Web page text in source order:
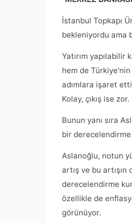
İstanbul Topkapı
bekleniyordu ama
Yatırım
hem de Türkiye'nin
adımlara işaret
Kolay, çıkış ise
Bunun yanı sıra
bir
Aslanoğlu, notun
artış ve bu
derecelendirme
özellikle de
görünüyor.